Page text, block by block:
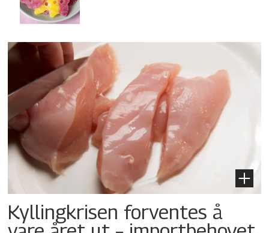
Kyllingkrisen forventes å